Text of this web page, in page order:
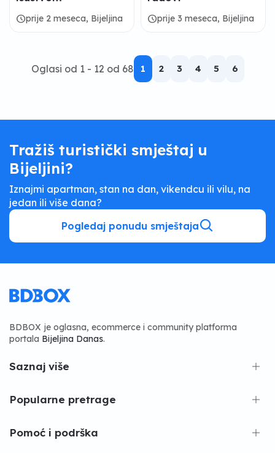
scheduleprije 2 meseca, Bijeljina
scheduleprije 3 meseca, Bijeljina
Oglasi od 1 - 12 od 68 1 2 3 4 5 6
Tražiš turistički smještaj u
Bijeljini?
Iznajmi apartman, stan na dan, vikendcu ili vilu, na
jedan ili više dana?
Pogledaj ponudu smještaja
BDBOX je oglasna, ecommerce i community platforma
portala Bijeljina Danas.
Saznaj više
Popularne pretrage
Pomoć i podrška